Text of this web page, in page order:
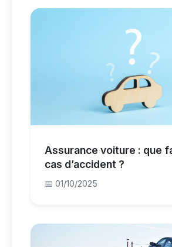
Assurance voiture : que
cas d’accident ?
📅 01/10/2025